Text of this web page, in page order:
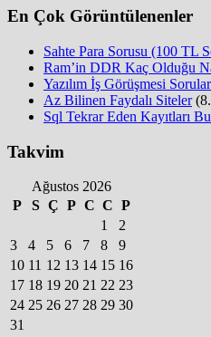
En Çok Görüntülenenler
Sahte Para Sorusu (100 TL
Ram’in DDR Kaç Olduğu
Yazılım İş Görüşmesi
Az Bilinen Faydalı Siteler
Sql Tekrar Eden Kayıtları
Takvim
Ağustos 2026
P
S Ç P C C P
1
2
3
4 5 6 7 8
9
10 11 12 13 14 15 16
17 18 19 20 21 22 23
24 25 26 27 28 29 30
31